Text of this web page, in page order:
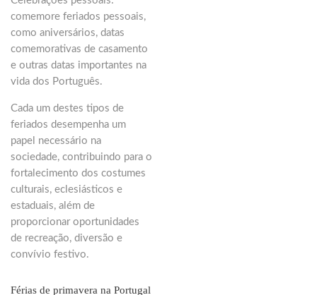
comemore feriados pessoais,
como aniversários, datas
comemorativas de casamento
e outras datas importantes na
vida dos Português.
Cada um destes tipos de
feriados desempenha um
papel necessário na
sociedade, contribuindo para o
fortalecimento dos costumes
culturais, eclesiásticos e
estaduais, além de
proporcionar oportunidades
de recreação, diversão e
convívio festivo.
Férias de primavera na Portugal